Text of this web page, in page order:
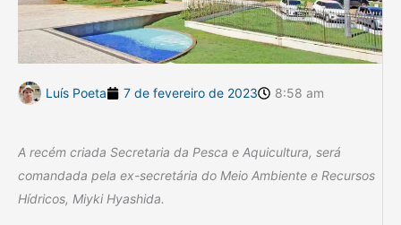
Luís Poeta 7 de fevereiro de 2023 8:58 am
A recém criada Secretaria da Pesca e Aquicultura, será
comandada pela ex-secretária do Meio Ambiente e Recursos
Hídricos, Miyki Hyashida.